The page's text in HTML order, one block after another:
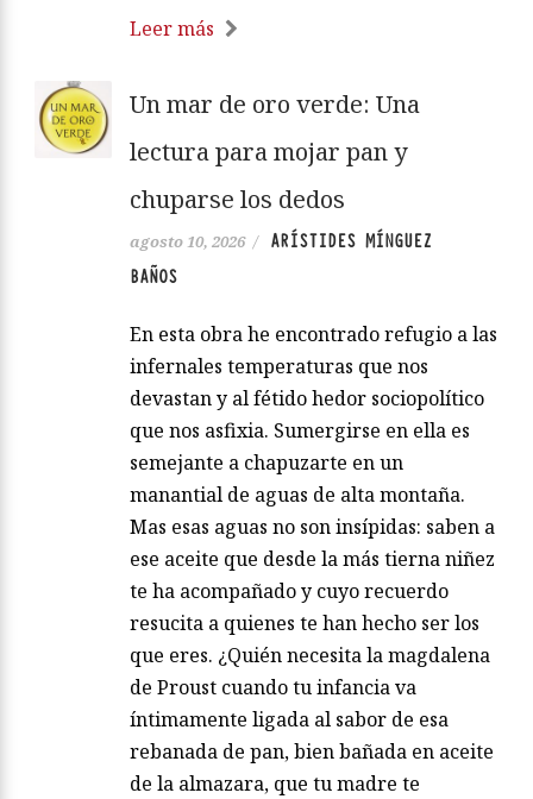
Leer más
Un mar de oro verde: Una
lectura para mojar pan y
chuparse los dedos
agosto 10, 2026 /
ARÍSTIDES MÍNGUEZ
BAÑOS
En esta obra he encontrado refugio a las
infernales temperaturas que nos
devastan y al fétido hedor sociopolítico
que nos asfixia. Sumergirse en ella es
semejante a chapuzarte en un
manantial de aguas de alta montaña.
Mas esas aguas no son insípidas: saben a
ese aceite que desde la más tierna niñez
te ha acompañado y cuyo recuerdo
resucita a quienes te han hecho ser los
que eres. ¿Quién necesita la magdalena
de Proust cuando tu infancia va
íntimamente ligada al sabor de esa
rebanada de pan, bien bañada en aceite
de la almazara, que tu madre te